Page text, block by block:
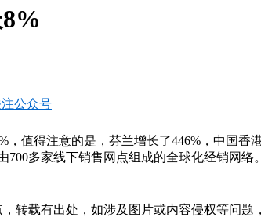
注公众号
值得注意的是，芬兰增长了446%，中国
多家线下销售网点组成的全球化经销网络。
载有出处，如涉及图片或内容侵权等问题，